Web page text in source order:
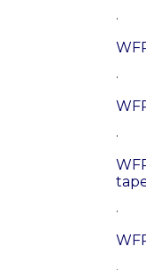
.
.
.
.
.